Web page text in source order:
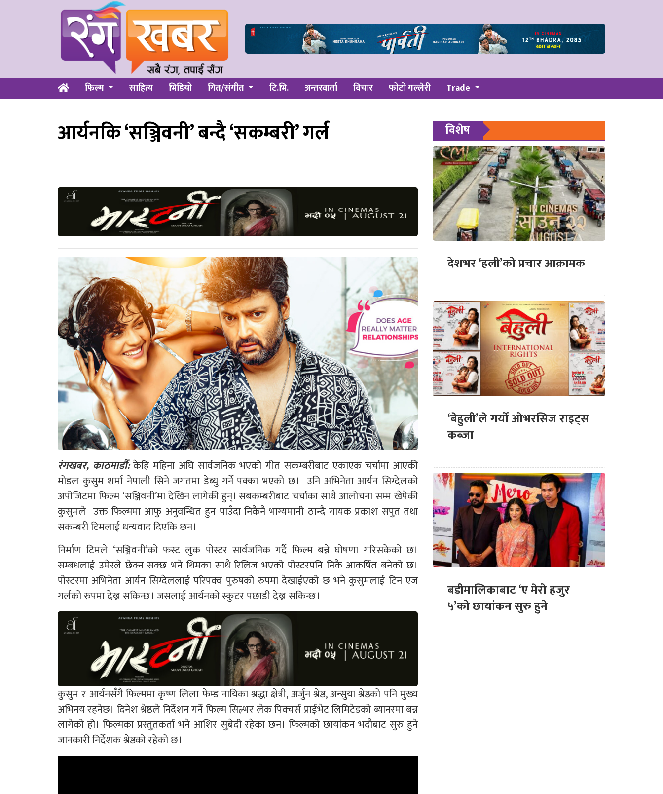
फिल्म साहित्य भिडियो गित/संगीत टि.भि. अन्तरवार्ता विचार फोटो गल्लेरी Trade
आर्यनकि ‘सञ्जिवनी’ बन्दै ‘सकम्बरी’ गर्ल
रंगखबर, काठमाडौँ: केहि महिना अघि सार्वजनिक भएको गीत सकम्बरीबाट एकाएक चर्चामा आएकी
मोडल कुसुम शर्मा नेपाली सिने जगतमा डेब्यु गर्ने पक्का भएको छ। उनि अभिनेता आर्यन सिग्देलको
अपोजिटमा फिल्म ‘सञ्जिवनी’मा देखिन लागेकी हुन्। सबकम्बरीबाट चर्चाका साथै आलोचना सम्म खेपेकी
कुसुमले उक्त फिल्ममा आफु अनुवन्धित हुन पाउँदा निकैनै भाग्यमानी ठान्दै गायक प्रकाश सपुत तथा
सकम्बरी टिमलाई धन्यवाद दिएकि छन।
निर्माण टिमले ‘सञ्जिवनी’को फस्ट लुक पोस्टर सार्वजनिक गर्दै फिल्म बन्ने घोषणा गरिसकेको छ।
सम्बधलाई उमेरले छेक्न सक्छ भने थिमका साथै रिलिज भएको पोस्टरपनि निकै आकर्षित बनेको छ।
पोस्टरमा अभिनेता आर्यन सिग्देललाई परिपक्व पुरुषको रुपमा देखाईएको छ भने कुसुमलाई टिन एज
गर्लको रुपमा देख्न सकिन्छ। जसलाई आर्यनको स्कुटर पछाडी देख्न सकिन्छ।
कुसुम र आर्यनसँगै फिल्ममा कृष्ण लिला फेम्ड नायिका श्रद्धा क्षेत्री, अर्जुन श्रेष्ठ, अन्सुया श्रेष्ठको पनि मुख्य
अभिनय रहनेछ। दिनेश श्रेष्ठले निर्देशन गर्ने फिल्म सिल्भर लेक पिक्चर्स प्राईभेट लिमिटेडको ब्यानरमा बन्न
लागेको हो। फिल्मका प्रस्तुतकर्ता भने आशिर सुबेदी रहेका छन। फिल्मको छायांकन भदौबाट सुरु हुने
जानकारी निर्देशक श्रेष्ठको रहेको छ।
विशेष
देशभर ‘हली’को प्रचार आक्रामक
‘बेहुली’ले गर्यो ओभरसिज राइट्स
कब्जा
बडीमालिकाबाट ‘ए मेरो हजुर
५’को छायांकन सुरु हुने